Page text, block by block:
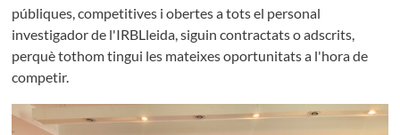
públiques, competitives i obertes a tots el personal
investigador de l'IRBLleida, siguin contractats o adscrits,
perquè tothom tingui les mateixes oportunitats a l'hora de
competir.